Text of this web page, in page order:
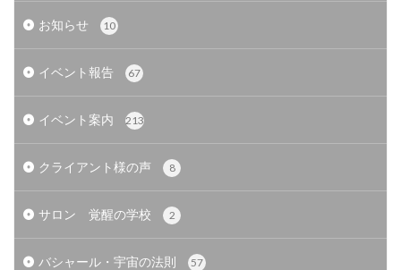
お知らせ 10
イベント報告 67
イベント案内 213
クライアント様の声 8
サロン 覚醒の学校 2
バシャール・宇宙の法則 57